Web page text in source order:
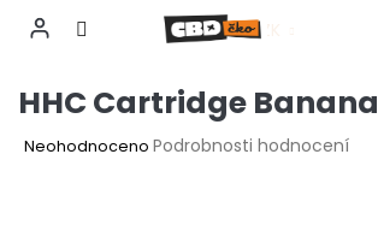
CZK
HHC Cartridge Banana
Průměrné
Neohodnoceno Podrobnosti hodnocení